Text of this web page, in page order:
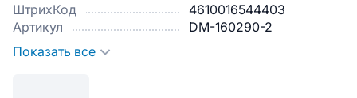
ШтрихКод
4610016544403
Артикул
DM-160290-2
Показать все